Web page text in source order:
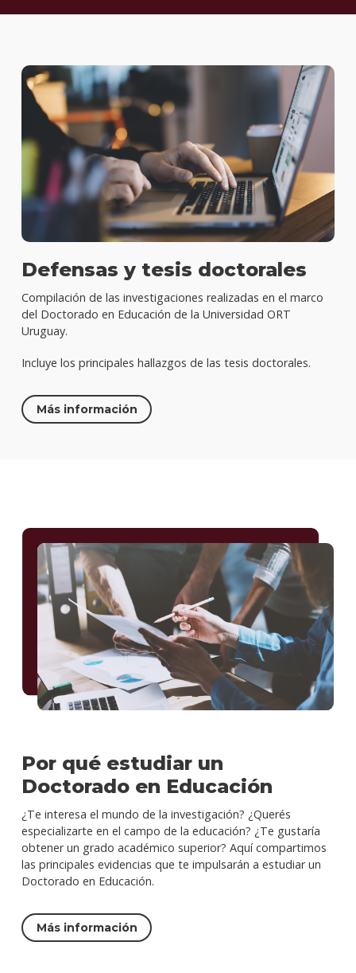
Defensas y tesis doctorales
Compilación de las investigaciones realizadas en el marco
del Doctorado en Educación de la Universidad ORT
Uruguay.
Incluye los principales hallazgos de las tesis doctorales.
Más información
Por qué estudiar un
Doctorado en Educación
¿Te interesa el mundo de la investigación? ¿Querés
especializarte en el campo de la educación? ¿Te gustaría
obtener un grado académico superior? Aquí compartimos
las principales evidencias que te impulsarán a estudiar un
Doctorado en Educación.
Más información